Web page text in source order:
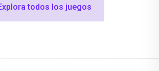
todos los juegos